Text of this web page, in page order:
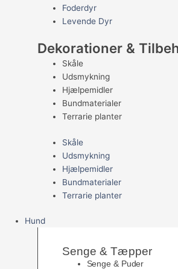
Foderdyr
Levende Dyr
Dekorationer &
Skåle
Udsmykning
Hjælpemidler
Bundmaterialer
Terrarie planter
Skåle
Udsmykning
Hjælpemidler
Bundmaterialer
Terrarie planter
Hund
Senge & Tæpper
Senge & Puder